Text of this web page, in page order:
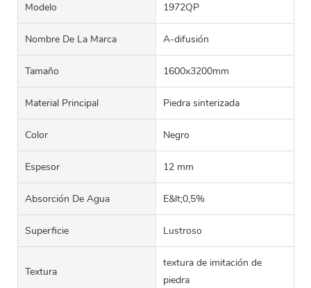
Modelo 1972QP
Nombre De La Marca A-difusión
Tamaño 1600x3200mm
Material Principal Piedra sinterizada
Color Negro
Espesor 12 mm
Absorción De Agua E&lt;0,5%
Superficie Lustroso
Textura
textura de imitación de
piedra